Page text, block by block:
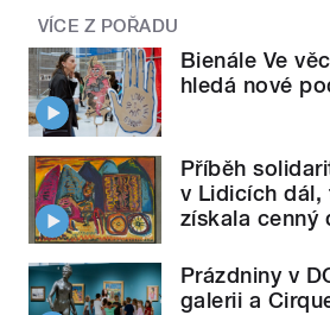
VÍCE Z POŘADU
Bienále Ve
hledá nové
Příběh
v Lidicích dál,
získala cenný
Prázdniny v
galerii a